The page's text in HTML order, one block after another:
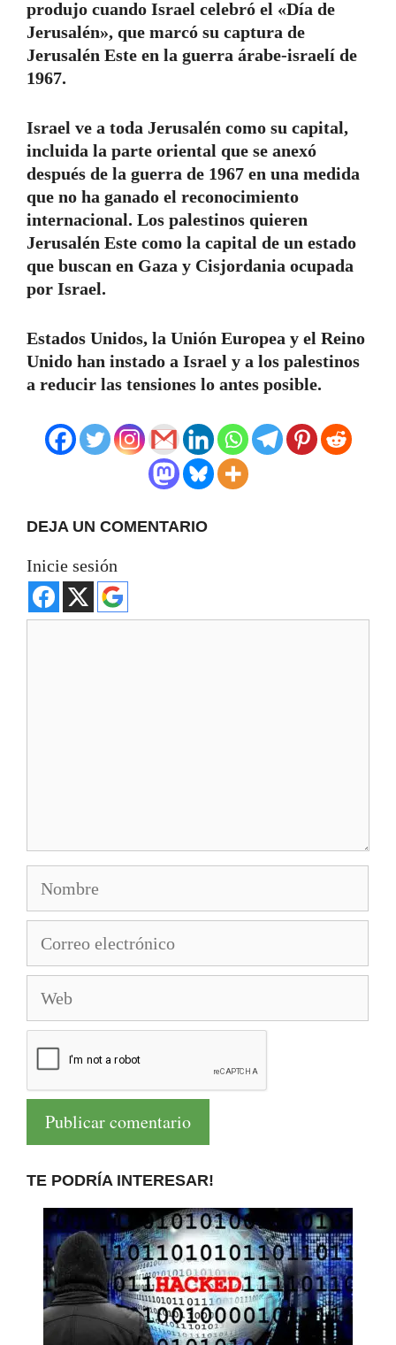
produjo cuando Israel celebró el «Día de
Jerusalén», que marcó su captura de
Jerusalén Este en la guerra árabe-israelí de
1967.
Israel ve a toda Jerusalén como su capital,
incluida la parte oriental que se anexó
después de la guerra de 1967 en una medida
que no ha ganado el reconocimiento
internacional. Los palestinos quieren
Jerusalén Este como la capital de un estado
que buscan en Gaza y Cisjordania ocupada
por Israel.
Estados Unidos, la Unión Europea y el Reino
Unido han instado a Israel y a los palestinos
a reducir las tensiones lo antes posible.
DEJA UN COMENTARIO
Inicie sesión
electrónico
TE PODRÍA INTERESAR!